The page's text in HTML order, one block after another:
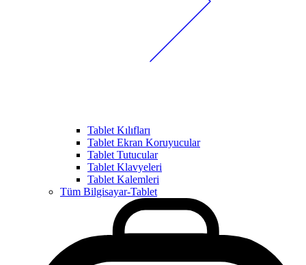
Tablet Kılıfları
Tablet Ekran Koruyucular
Tablet Tutucular
Tablet Klavyeleri
Tablet Kalemleri
Tüm Bilgisayar-Tablet